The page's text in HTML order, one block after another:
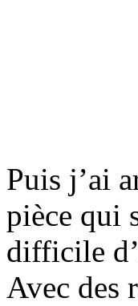
Puis j’ai
pièce qui
difficile
Avec des